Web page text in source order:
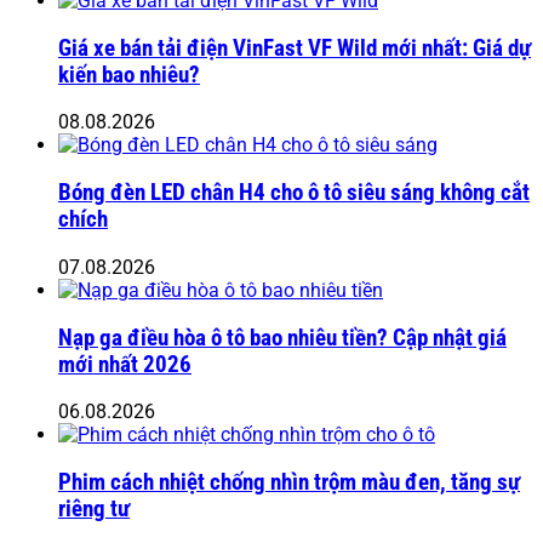
Giá xe bán tải điện VinFast VF Wild mới nhất: Giá dự
kiến bao nhiêu?
08.08.2026
Bóng đèn LED chân H4 cho ô tô siêu sáng không cắt
chích
07.08.2026
Nạp ga điều hòa ô tô bao nhiêu tiền? Cập nhật giá
mới nhất 2026
06.08.2026
Phim cách nhiệt chống nhìn trộm màu đen, tăng sự
riêng tư